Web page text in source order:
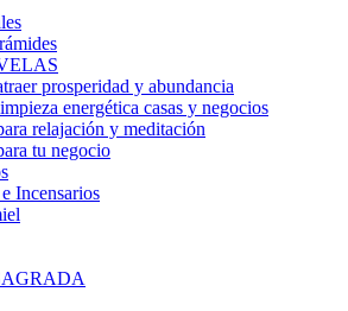
prosperidad y abundancia
energética casas y negocios
relajación y meditación
tu negocio
Incensarios